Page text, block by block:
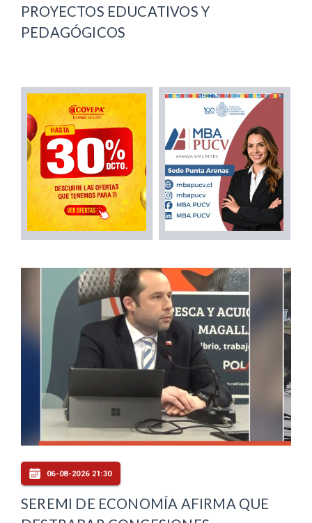
PROYECTOS EDUCATIVOS Y
PEDAGÓGICOS
06-08-2026 21:30
SEREMI DE ECONOMÍA AFIRMA QUE